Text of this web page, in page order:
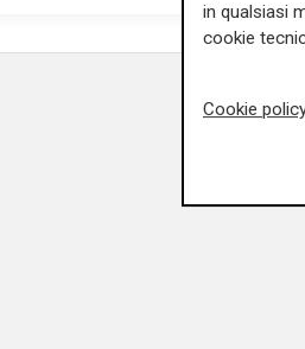
in qualsiasi
cookie
Cookie